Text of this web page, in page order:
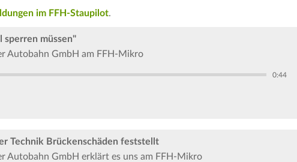
im FFH-Staupilot.
sperren müssen"
Autobahn GmbH am FFH-Mikro
0:44
Technik Brückenschäden feststellt
Autobahn GmbH erklärt es uns am FFH-Mikro